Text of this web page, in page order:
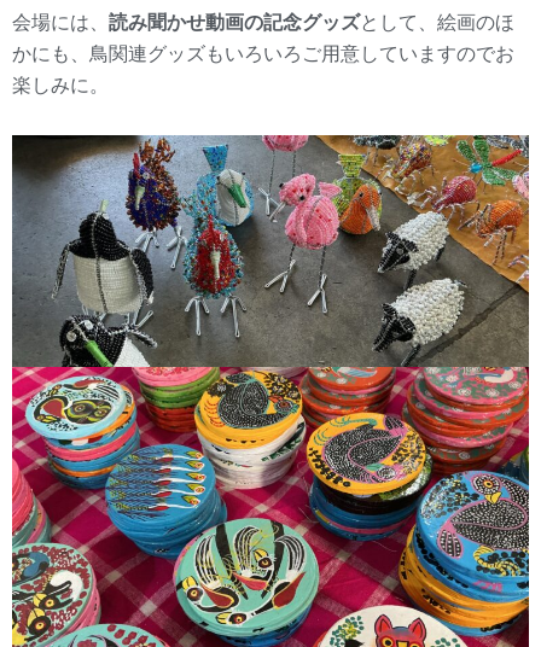
会場には、 読み聞かせ動画の記念グッズとして、絵画のほ
かにも、鳥関連グッズもいろいろご用意していますのでお
楽しみに。